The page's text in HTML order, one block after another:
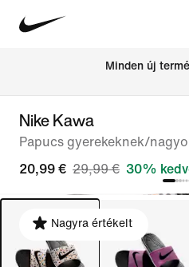
Minden új
Nike Kawa
Papucs gyerekeknek/
20,99 € 29,99 € 30%
Nagyra értékelt